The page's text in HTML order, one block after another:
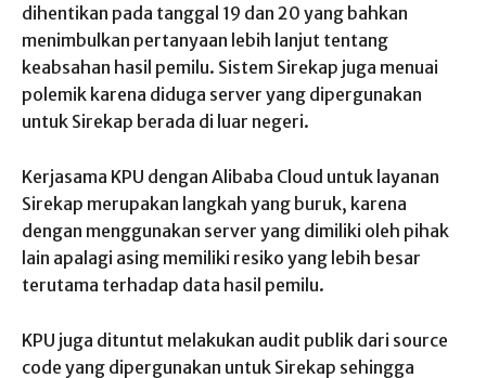
dihentikan pada tanggal 19 dan 20 yang bahkan
menimbulkan pertanyaan lebih lanjut tentang
keabsahan hasil pemilu. Sistem Sirekap juga menuai
polemik karena diduga server yang dipergunakan
untuk Sirekap berada di luar negeri.
Kerjasama KPU dengan Alibaba Cloud untuk layanan
Sirekap merupakan langkah yang buruk, karena
dengan menggunakan server yang dimiliki oleh pihak
lain apalagi asing memiliki resiko yang lebih besar
terutama terhadap data hasil pemilu.
KPU juga dituntut melakukan audit publik dari source
code yang dipergunakan untuk Sirekap sehingga